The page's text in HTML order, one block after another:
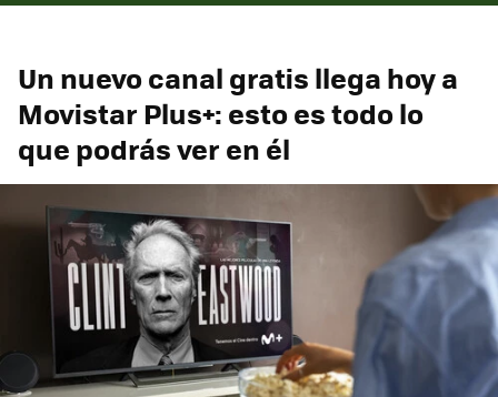
Un nuevo canal gratis llega hoy a
Movistar Plus+: esto es todo lo
que podrás ver en él